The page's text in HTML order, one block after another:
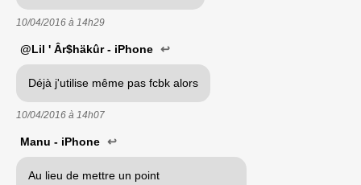
10/04/2016 à 14h29
@Lil ' Âr$häkûr - iPhone ↩
Déjà j'utilise même pas fcbk alors
10/04/2016 à 14h07
Manu - iPhone ↩
Au lieu de mettre un point